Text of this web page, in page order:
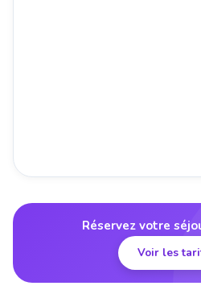
Réservez votre
Voir les